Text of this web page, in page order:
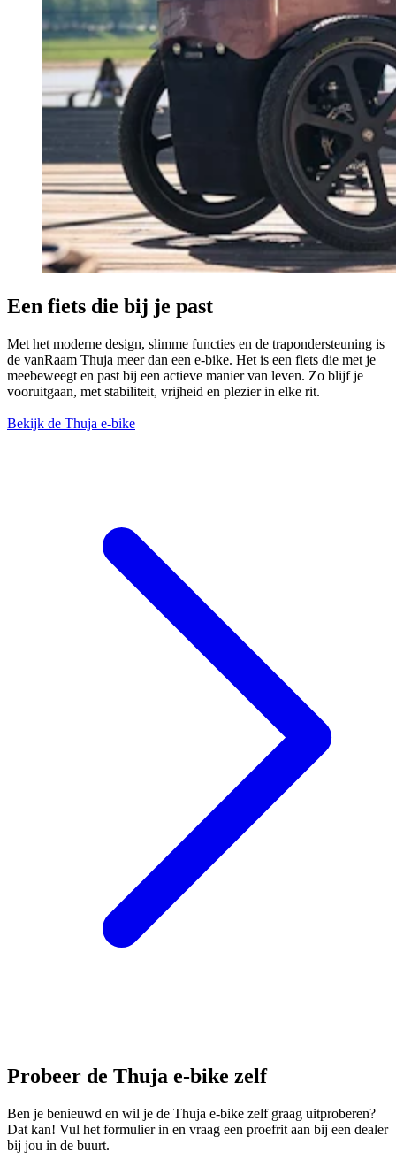
Een fiets die bij je past
Met het moderne design, slimme functies en de trapondersteuning is
de vanRaam Thuja meer dan een e-bike. Het is een fiets die met je
meebeweegt en past bij een actieve manier van leven. Zo blijf je
vooruitgaan, met stabiliteit, vrijheid en plezier in elke rit.
Bekijk de Thuja e-bike
Probeer de Thuja e-bike zelf
Ben je benieuwd en wil je de Thuja e-bike zelf graag uitproberen?
Dat kan! Vul het formulier in en vraag een proefrit aan bij een dealer
bij jou in de buurt.